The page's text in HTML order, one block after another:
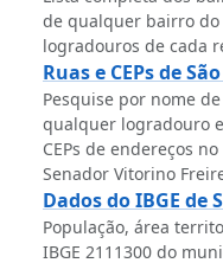
de qualquer bairro
logradouros de cada
Ruas e CEPs de
Pesquise por nome
qualquer logradouro
CEPs de endereços
Senador Vitorino
Dados do IBGE de
População, área
IBGE 2111300 do